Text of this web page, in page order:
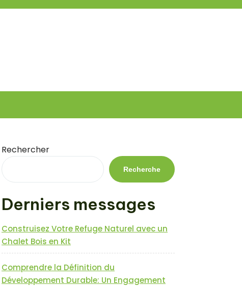
Rechercher
Recherche
Derniers messages
Construisez Votre Refuge Naturel avec un
Chalet Bois en Kit
Comprendre la Définition du
Développement Durable: Un Engagement